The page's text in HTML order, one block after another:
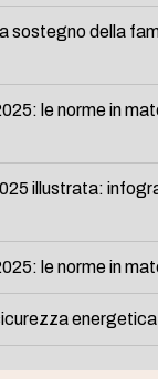
sostegno della
le norme in
illustrata:
le norme in
energetica